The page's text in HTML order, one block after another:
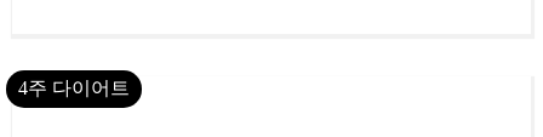
4주 다이어트
9